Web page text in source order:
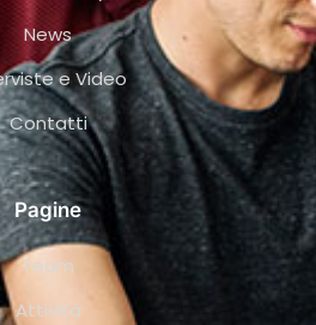
News
e Video
Contatti
Pagine
Team
Attività